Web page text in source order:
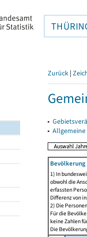
Zurück |
▸
▸
1) In
obwohl die
erfassten
Differenz von
2) Die
Für die
keine Zahlen
Die